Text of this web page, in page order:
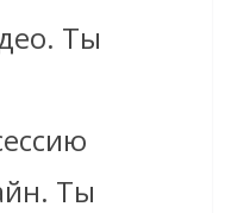
Ты
Ты